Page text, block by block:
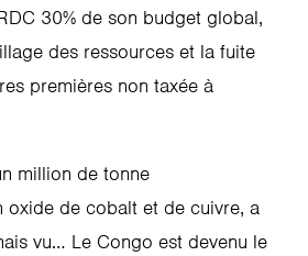
30% de son budget global,
des ressources et la fuite
premières non taxée à
million de tonne
oxide de cobalt et de cuivre, a
vu… Le Congo est devenu le